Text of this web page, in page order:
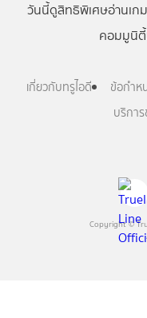
Copyright ©
วันนี้ดูสิทธิพิเศษอ่านเกม
คอมมูนิตี้
เกี่ยวกับทรูไอดี ข้อกำห
บริการ